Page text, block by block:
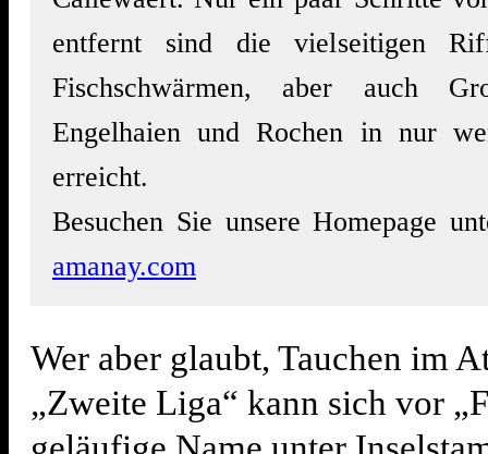
entfernt sind die vielseitigen
Fischschwärmen, aber auch
Engelhaien und Rochen in nur
erreicht.
Besuchen Sie unsere Homepage
amanay.com
Wer aber glaubt, Tauchen im
„Zweite Liga“ kann sich vor